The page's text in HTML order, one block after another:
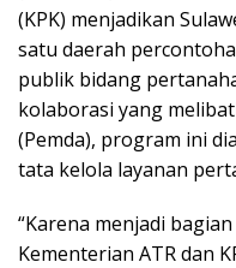
(KPK) menjadikan
satu daerah
publik bidang
kolaborasi yang
(Pemda), program ini
tata kelola layanan
“Karena menjadi
Kementerian ATR dan